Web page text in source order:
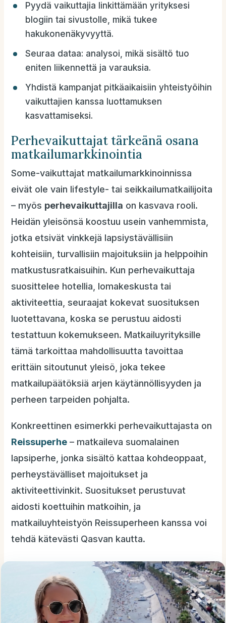
Pyydä vaikuttajia linkittämään yrityksesi
blogiin tai sivustolle, mikä tukee
hakukonenäkyvyyttä.
Seuraa dataa: analysoi, mikä sisältö tuo
eniten liikennettä ja varauksia.
Yhdistä kampanjat pitkäaikaisiin yhteistyöihin
vaikuttajien kanssa luottamuksen
kasvattamiseksi.
Perhevaikuttajat tärkeänä osana
matkailumarkkinointia
Some-vaikuttajat matkailumarkkinoinnissa
eivät ole vain lifestyle- tai seikkailumatkailijoita
– myös perhevaikuttajilla on kasvava rooli.
Heidän yleisönsä koostuu usein vanhemmista,
jotka etsivät vinkkejä lapsiystävällisiin
kohteisiin, turvallisiin majoituksiin ja helppoihin
matkustusratkaisuihin. Kun perhevaikuttaja
suosittelee hotellia, lomakeskusta tai
aktiviteettia, seuraajat kokevat suosituksen
luotettavana, koska se perustuu aidosti
testattuun kokemukseen. Matkailuyrityksille
tämä tarkoittaa mahdollisuutta tavoittaa
erittäin sitoutunut yleisö, joka tekee
matkailupäätöksiä arjen käytännöllisyyden ja
perheen tarpeiden pohjalta.
Konkreettinen esimerkki perhevaikuttajasta on
Reissuperhe – matkaileva suomalainen
lapsiperhe, jonka sisältö kattaa kohdeoppaat,
perheystävälliset majoitukset ja
aktiviteettivinkit. Suositukset perustuvat
aidosti koettuihin matkoihin, ja
matkailuyhteistyön Reissuperheen kanssa voi
tehdä kätevästi Qasvan kautta.